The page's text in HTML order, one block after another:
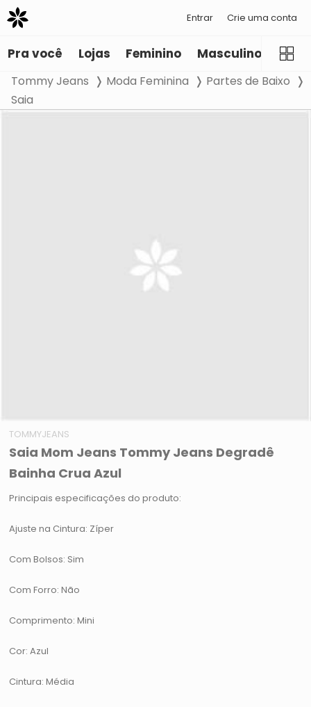
Entrar Crie uma conta
Pra você Lojas Feminino Masculino
Tommy Jeans Moda Feminina
Partes de Baixo
Saia
TOMMYJEANS
Saia Mom Jeans Tommy Jeans Degradê
Bainha Crua Azul
Principais especificações do produto:
Ajuste na Cintura: Zíper
Com Bolsos: Sim
Com Forro: Não
Comprimento: Mini
Cor: Azul
Cintura: Média